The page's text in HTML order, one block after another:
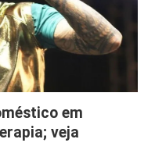
em
veja